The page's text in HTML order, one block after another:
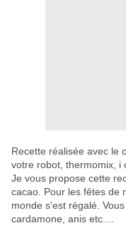
Recette réalisée avec le
votre robot, thermomix, i
Je vous propose cette
cacao. Pour les fêtes de
monde s'est régalé.
cardamone, anis etc....